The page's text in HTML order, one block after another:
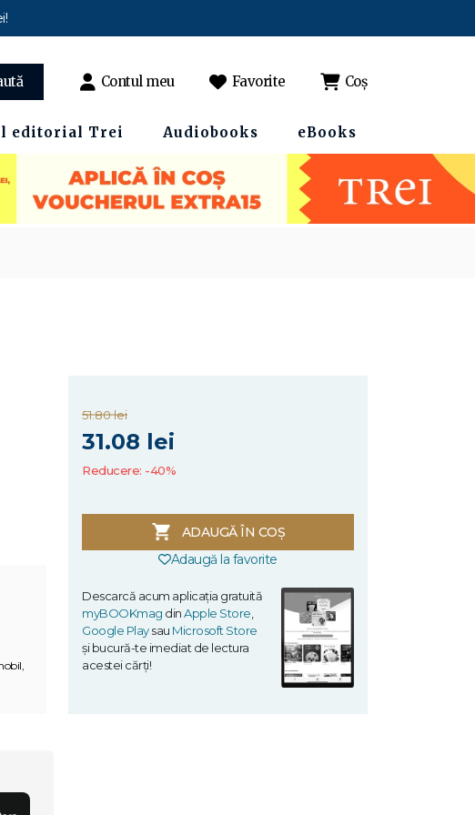
Contul meu Favorite Coș
editorial Trei Audiobooks eBooks
51.80 lei
31.08 lei
Reducere: -40%
ADAUGĂ ÎN COȘ
Adaugă la favorite
Descarcă acum aplicația gratuită
myBOOKmag dinApple Store
Google Playsau Microsoft Store
și bucură-te imediat de lectura
acestei cărți!